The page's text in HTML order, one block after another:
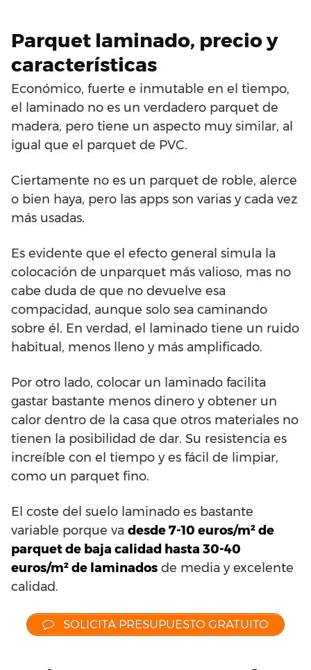
Parquet laminado, precio y
características
Económico, fuerte e inmutable en el tiempo,
el laminado no es un verdadero parquet de
madera, pero tiene un aspecto muy similar, al
igual que el parquet de PVC.
Ciertamente no es un parquet de roble, alerce
o bien haya, pero las apps son varias y cada vez
más usadas.
Es evidente que el efecto general simula la
colocación de unparquet más valioso, mas no
cabe duda de que no devuelve esa
compacidad, aunque solo sea caminando
sobre él. En verdad, el laminado tiene un ruido
habitual, menos lleno y más amplificado.
Por otro lado, colocar un laminado facilita
gastar bastante menos dinero y obtener un
calor dentro de la casa que otros materiales no
tienen la posibilidad de dar. Su resistencia es
increíble con el tiempo y es fácil de limpiar,
como un parquet fino.
El coste del suelo laminado es bastante
variable porque va desde 7-10 euros/m² de
parquet de baja calidad hasta 30-40
euros/m² de laminados de media y excelente
calidad.
SOLICITA PRESUPUESTO GRATUITO